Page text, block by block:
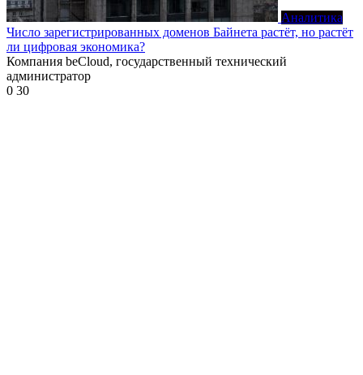
Аналитика
Число зарегистрированных доменов Байнета растёт, но растёт
ли цифровая экономика?
Компания beCloud, государственный технический
администратор
0 30